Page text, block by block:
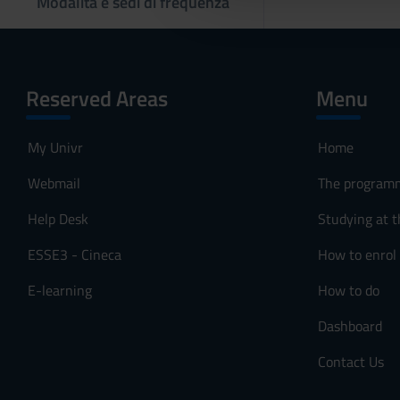
Reserved Areas
My Univr
Webmail
Help Desk
ESSE3 - Cineca
E-learning
Menu
Home
The
Studying at
How to enrol
How to do
Dashboard
Contact Us